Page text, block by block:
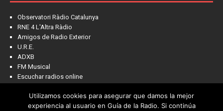
Observatori Ràdio Catalunya
RNE 4 L'Altra Ràdio
Amigos de Radio Exterior
U.R.E.
ADXB
FM Musical
Escuchar radios online
Utilizamos cookies para asegurar que damos la mejor
experiencia al usuario en Guía de la Radio. Si continúa